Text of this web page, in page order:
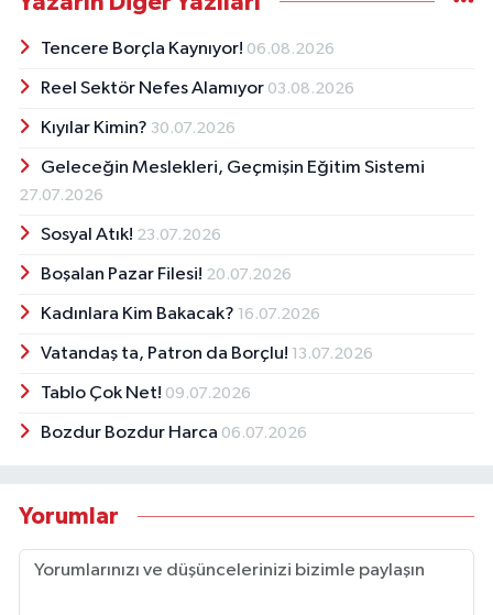
Tencere Borçla Kaynıyor! 06.08.2026
Reel Sektör Nefes Alamıyor 03.08.2026
Kıyılar Kimin? 30.07.2026
Geleceğin Meslekleri, Geçmişin Eğitim Sistemi
27.07.2026
Sosyal Atık! 23.07.2026
Boşalan Pazar Filesi! 20.07.2026
Kadınlara Kim Bakacak? 16.07.2026
Vatandaş ta, Patron da Borçlu! 13.07.2026
Tablo Çok Net! 09.07.2026
Bozdur Bozdur Harca 06.07.2026
Yorumlar